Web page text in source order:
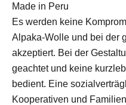
Made in Peru
Es werden keine
Alpaka-Wolle und bei der
akzeptiert. Bei der
geachtet und keine
bedient. Eine
Kooperativen und